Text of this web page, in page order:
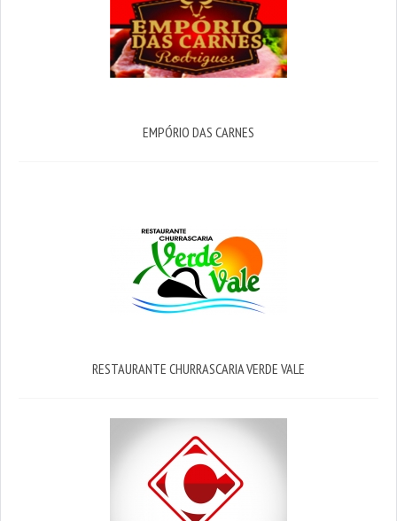
EMPÓRIO DAS CARNES
RESTAURANTE CHURRASCARIA VERDE VALE